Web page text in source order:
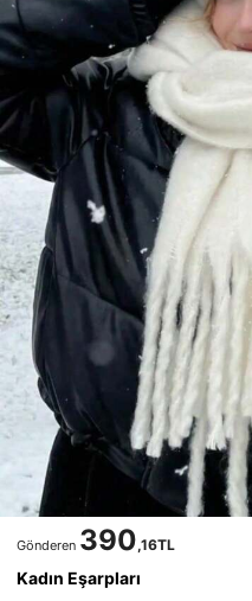
Gönderen 390,16TL
Kadın Eşarpları